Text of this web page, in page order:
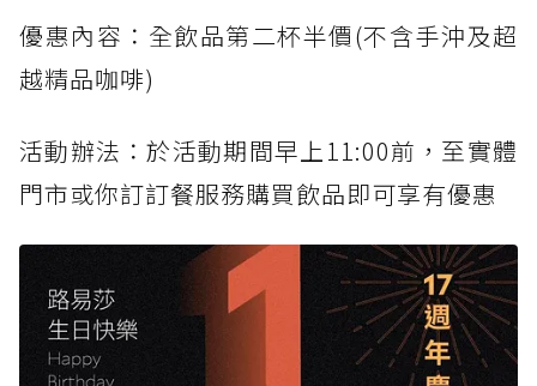
優惠內容：全飲品第二杯半價(不含手沖及超
越精品咖啡)
活動辦法：於活動期間早上11:00前，至實體
門市或你訂訂餐服務購買飲品即可享有優惠